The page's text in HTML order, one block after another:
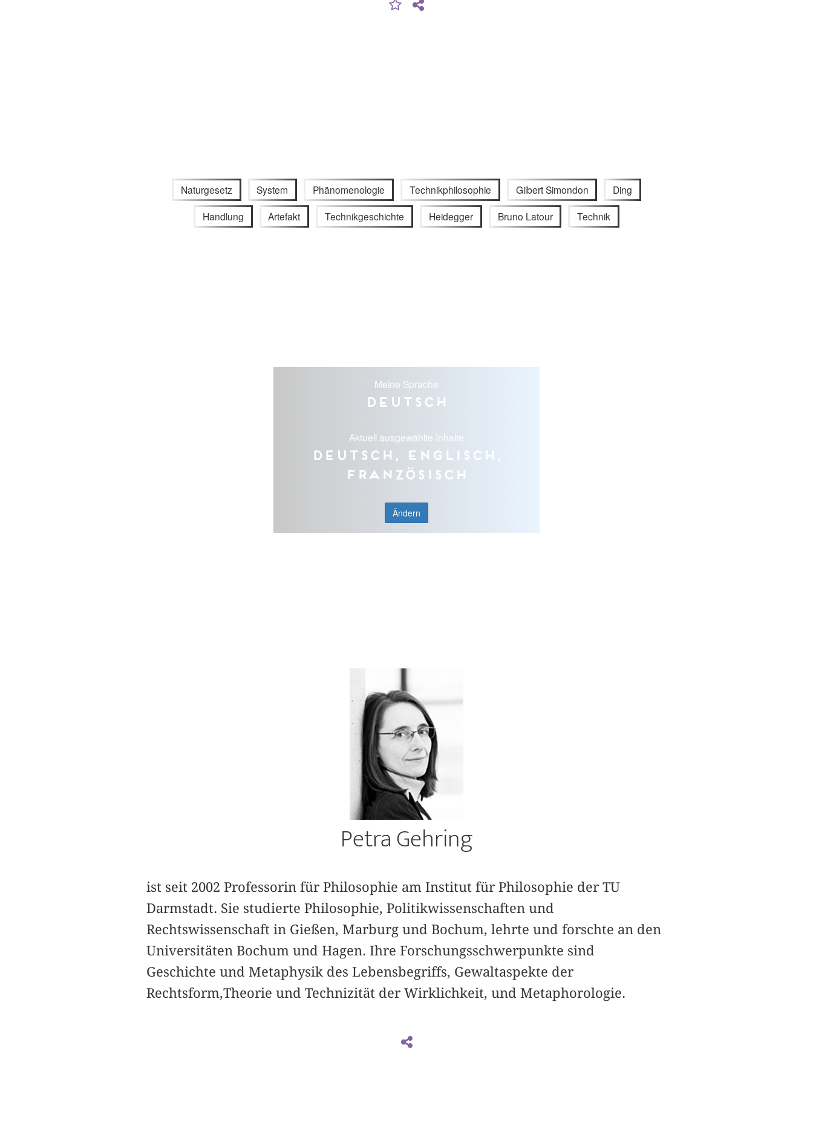
Naturgesetz System Phänomenologie Technikphilosophie Gilbert Simondon Ding
Handlung Artefakt Technikgeschichte Heidegger Bruno Latour Technik
Meine Sprache
Deutsch
Aktuell ausgewählte Inhalte
Deutsch, Englisch,
Französisch
Ändern
Petra Gehring
ist seit 2002 Professorin für Philosophie am Institut für Philosophie der TU
Darmstadt. Sie studierte Philosophie, Politikwissenschaften und
Rechtswissenschaft in Gießen, Marburg und Bochum, lehrte und forschte an den
Universitäten Bochum und Hagen. Ihre Forschungsschwerpunkte sind
Geschichte und Metaphysik des Lebensbegriffs, Gewaltaspekte der
Rechtsform,Theorie und Technizität der Wirklichkeit, und Metaphorologie.